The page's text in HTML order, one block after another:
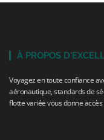
À PROPOS
Voyagez en toute confiance
aéronautique, standards de
flotte variée vous donne